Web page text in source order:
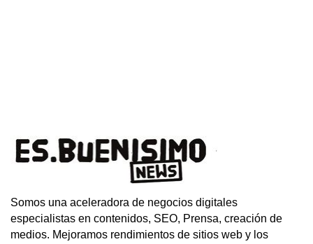
Somos una aceleradora de negocios digitales
especialistas en contenidos, SEO, Prensa, creación de
medios. Mejoramos rendimientos de sitios web y los